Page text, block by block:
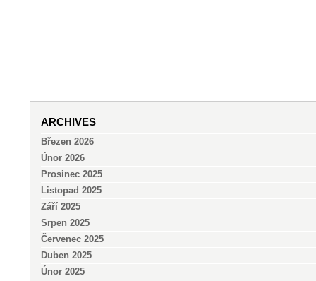
ARCHIVES
Březen 2026
Únor 2026
Prosinec 2025
Listopad 2025
Září 2025
Srpen 2025
Červenec 2025
Duben 2025
Únor 2025